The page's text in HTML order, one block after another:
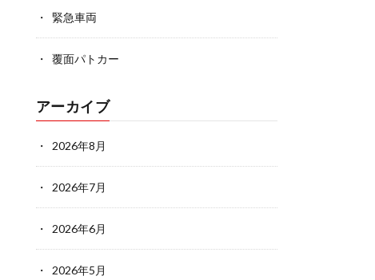
緊急車両
覆面パトカー
アーカイブ
2026年8月
2026年7月
2026年6月
2026年5月